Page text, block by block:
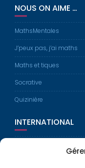
NOUS ON AIME …
MathsMentales
J’peux pas, j’ai maths
Maths et tiques
Socrative
Quizinière
INTERNATIONAL